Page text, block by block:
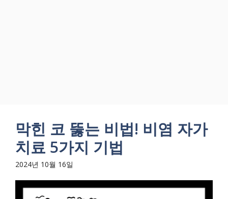
막힌 코 뚫는 비법! 비염 자가
치료 5가지 기법
2024년 10월 16일